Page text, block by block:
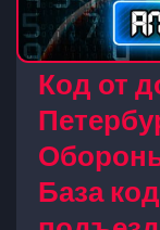
Код от
База